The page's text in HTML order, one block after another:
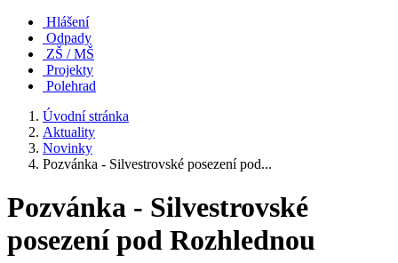
Hlášení
Odpady
ZŠ / MŠ
Projekty
Polehrad
Úvodní stránka
Aktuality
Novinky
Pozvánka - Silvestrovské posezení pod...
Pozvánka - Silvestrovské
posezení pod Rozhlednou